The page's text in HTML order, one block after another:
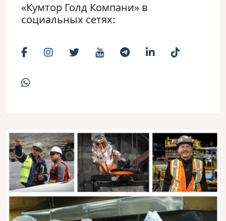
«Кумтор Голд Компани» в
социальных сетях: